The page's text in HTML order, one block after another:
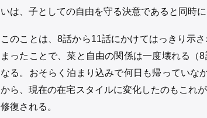
いは、子としての自由を守る決意であると同時
このことは、8話から11話にかけてはっきり示
まったことで、菜と自由の関係は一度壊れる（
なる。おそらく泊まり込みで何日も帰っていな
から、現在の在宅スタイルに変化したのもこれ
修復される。